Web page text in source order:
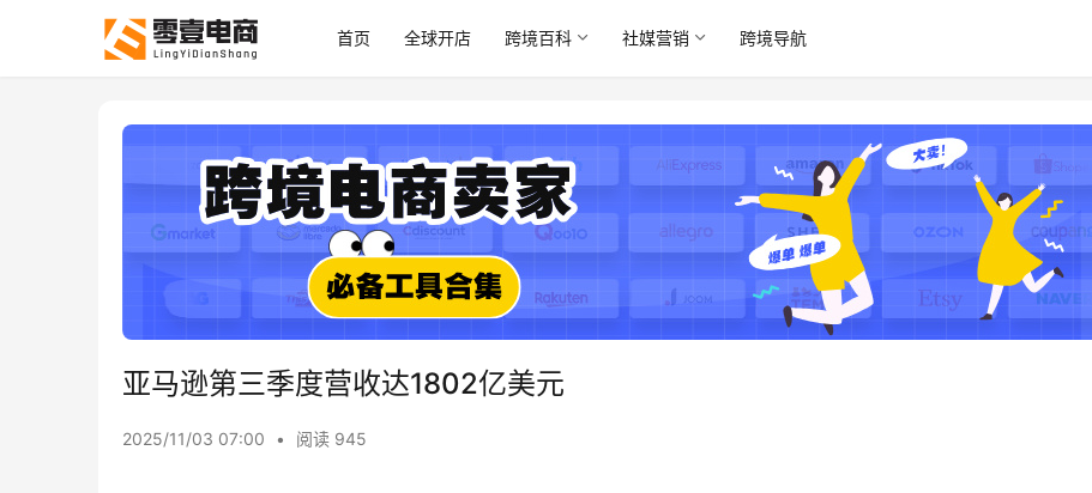
首页 全球开店 跨境百科 社媒营销 跨境导航
亚马逊第三季度营收达1802亿美元
2025/11/03 07:00 • 阅读 945